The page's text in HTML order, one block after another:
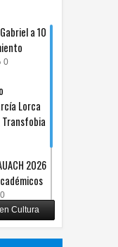
a 10
0
Lorca
2026
0
del
Cultura